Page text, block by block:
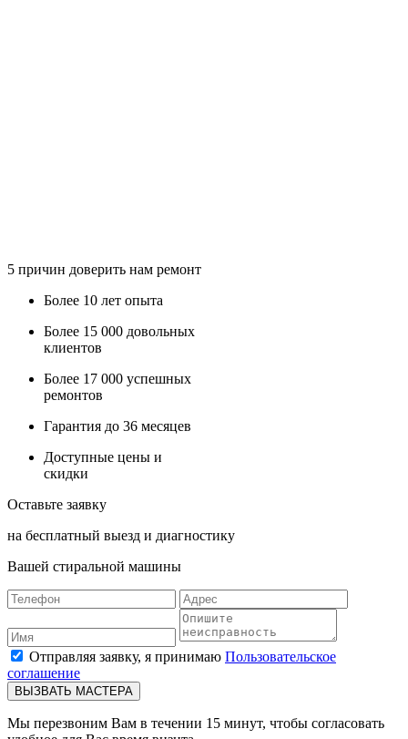
5 причин доверить нам ремонт
Более 10 лет опыта
Более 15 000 довольных
клиентов
Более 17 000 успешных
ремонтов
Гарантия до 36 месяцев
Доступные цены и
скидки
Оставьте заявку
на бесплатный выезд и диагностику
Вашей стиральной машины
Отправляя заявку, я принимаю Пользовательское
соглашение
ВЫЗВАТЬ МАСТЕРА
Мы перезвоним Вам в течении 15 минут, чтобы согласовать